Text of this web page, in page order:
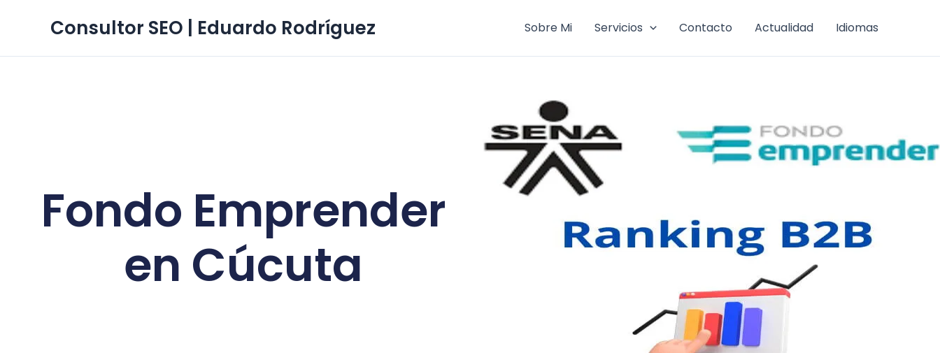
Consultor SEO | Eduardo Rodríguez Sobre Mi Servicios Contacto Actualidad Idiomas
Fondo Emprender
en Cúcuta